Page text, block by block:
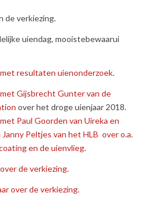
de verkiezing.
resultaten uienonderzoek.
Gijsbrecht Gunter van de
over het droge uienjaar 2018.
Paul Goorden van Uireka en
Peltjes van het HLB over o.a.
en de uienvlieg.
de verkiezing.
over de verkiezing.